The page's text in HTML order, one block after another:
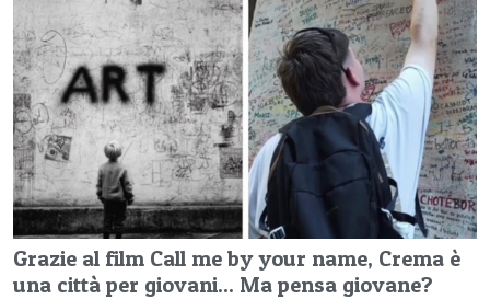
Grazie al film Call me by your name, Crema è
una città per giovani... Ma pensa giovane?